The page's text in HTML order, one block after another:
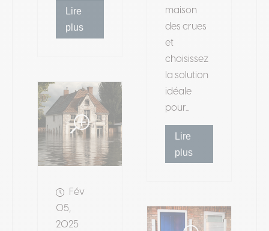
Lire
plus
maison
des crues
et
choisissez
la solution
idéale
pour...
Lire
plus
Fév
05,
2025